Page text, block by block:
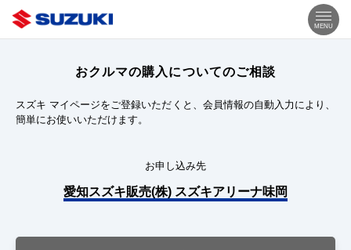
MENU
おクルマの購入についてのご相談
スズキ マイページをご登録いただくと、会員情報の自動入力により、
簡単にお使いいただけます。
お申し込み先
愛知スズキ販売(株) スズキアリーナ味岡